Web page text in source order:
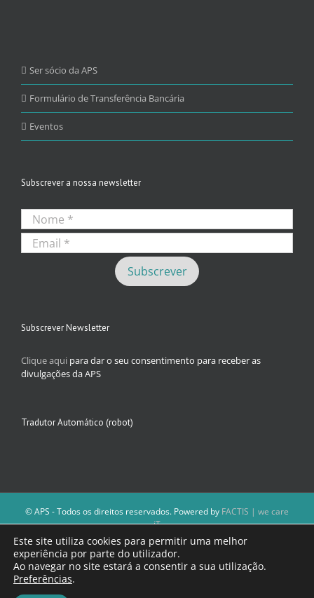
Ser sócio da APS
Formulário de Transferência Bancária
Eventos
Subscrever a nossa newsletter
Subscrever Newsletter
Clique aqui para dar o seu consentimento para receber as
divulgações da APS
Tradutor Automático (robot)
© APS - Todos os direitos reservados. Powered by FACTIS | we care
iT
A Direção da APS reserva-se o direito de não publicar conteúdos que
violem as leis nacionais.
Os textos assinados e as imagens depositadas são da inteira
Este site utiliza cookies para permitir uma melhor
experiência por parte do utilizador.
Ao navegar no site estará a consentir a sua utilização.
Preferências.